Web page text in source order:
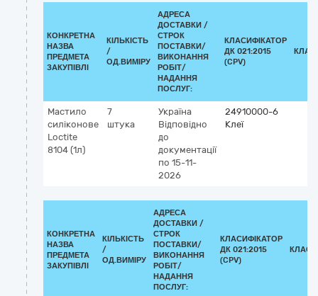
КОНКРЕТНА
НАЗВА
ПРЕДМЕТА
ЗАКУПІВЛІ
КІЛЬКІСТЬ
/
ОД.ВИМІРУ
АДРЕСА
ДОСТАВКИ /
СТРОК
ПОСТАВКИ/
ВИКОНАННЯ
РОБІТ/
НАДАННЯ
ПОСЛУГ:
КЛАСИФІКАТОР
ДК 021:2015
(CPV)
Мастило
силіконове
Loctite
8104 (1л)
7
штука
Україна
Відповідно
до
документації
по 15-11-
2026
24910000-6
Клеї
КОНКРЕТНА
НАЗВА
ПРЕДМЕТА
ЗАКУПІВЛІ
КІЛЬКІСТЬ
/
ОД.ВИМІРУ
АДРЕСА
ДОСТАВКИ /
СТРОК
ПОСТАВКИ/
ВИКОНАННЯ
РОБІТ/
НАДАННЯ
ПОСЛУГ:
КЛАСИФІКАТОР
ДК 021:2015
(CPV)